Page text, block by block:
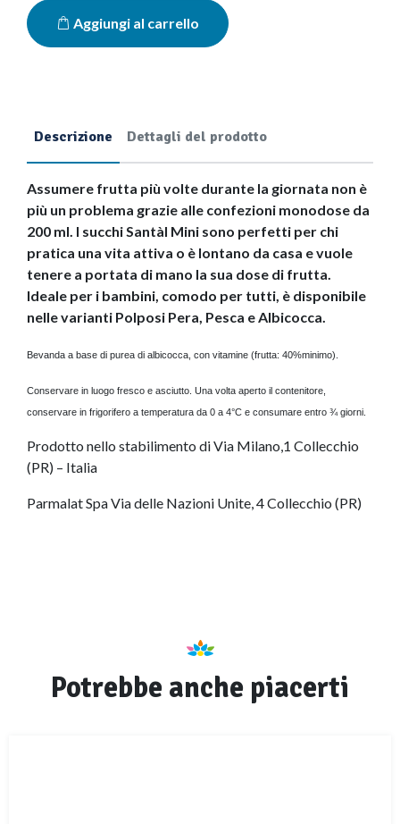
Aggiungi al carrello
Descrizione Dettagli del prodotto
Assumere frutta più volte durante la giornata non è
più un problema grazie alle confezioni monodose da
200 ml. I succhi Santàl Mini sono perfetti per chi
pratica una vita attiva o è lontano da casa e vuole
tenere a portata di mano la sua dose di frutta.
Ideale per i bambini, comodo per tutti, è disponibile
nelle varianti Polposi Pera, Pesca e Albicocca.
Bevanda a base di purea di albicocca, con vitamine (frutta: 40%minimo).
Conservare in luogo fresco e asciutto. Una volta aperto il contenitore,
conservare in frigorifero a temperatura da 0 a 4°C e consumare entro ¾ giorni.
Prodotto nello stabilimento di Via Milano,1 Collecchio
(PR) – Italia
Parmalat Spa Via delle Nazioni Unite, 4 Collecchio (PR)
Potrebbe anche piacerti